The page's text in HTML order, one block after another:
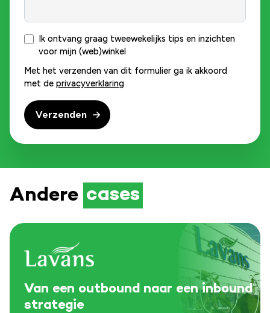
Ik ontvang graag tweewekelijks tips en inzichten
voor mijn (web)winkel
Met het verzenden van dit formulier ga ik akkoord
met de privacyverklaring
Andere cases
Van een outbound naar een inbound
strategie